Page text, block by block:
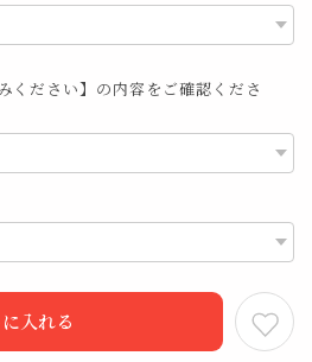
ください】の内容をご確認くださ
入れる